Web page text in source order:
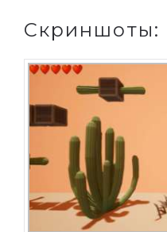
Скриншоты: